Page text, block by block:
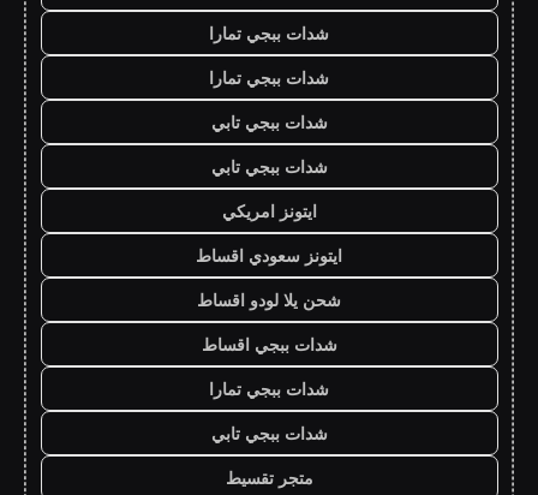
شدات ببجي تمارا
شدات ببجي تمارا
شدات ببجي تابي
شدات ببجي تابي
ايتونز امريكي
ايتونز سعودي اقساط
شحن يلا لودو اقساط
شدات ببجي اقساط
شدات ببجي تمارا
شدات ببجي تابي
متجر تقسيط